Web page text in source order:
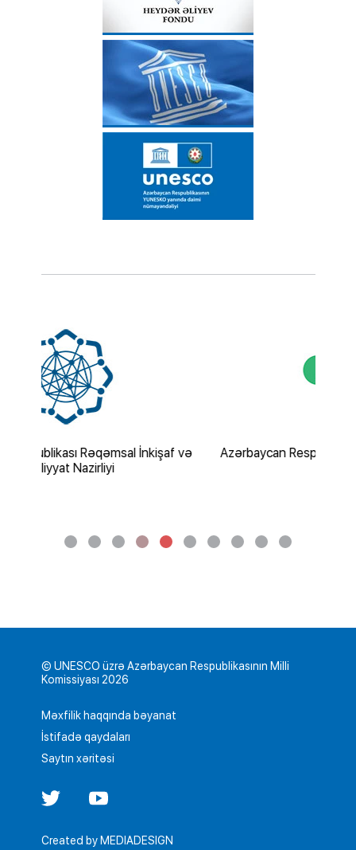
İnkişaf və
Azərbaycan Respublikası Gənclər və İdman
© UNESCO üzrə Azərbaycan Respublikasının Milli
Komissiyası 2026
Məxfilik haqqında bəyanat
İstifadə qaydaları
Saytın xəritəsi
Created by MEDIADESIGN